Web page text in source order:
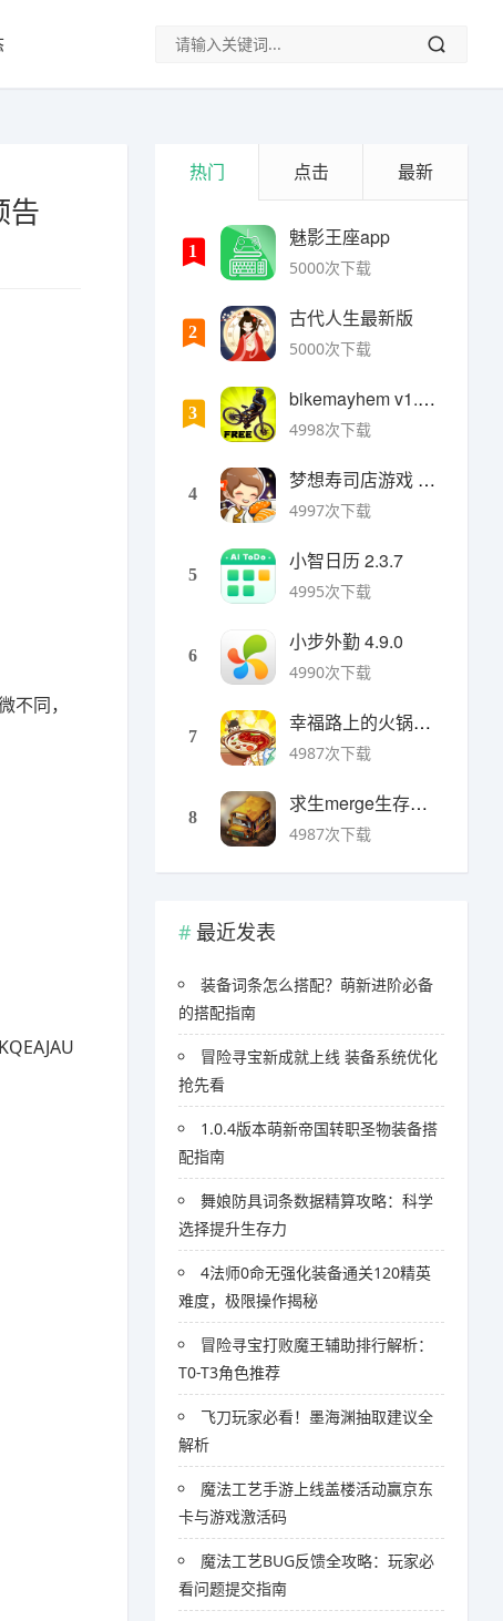
告
不同，
热门 点击 最新
1
魅影王座app
5000次下载
2
古代人生最新版
5000次下载
3
bikemayhem v1.6.2安卓版
4998次下载
4
梦想寿司店游戏 v4.14.1安卓版
4997次下载
5
小智日历 2.3.7
4995次下载
6
小步外勤 4.9.0
4990次下载
7
幸福路上的火锅店官方版 v5.3.5安卓版
4987次下载
8
求生merge生存之地手机版 v1.48.0安卓版
4987次下载
最近发表
装备词条怎么搭配？萌新进阶必备
的搭配指南
冒险寻宝新成就上线 装备系统优化
抢先看
1.0.4版本萌新帝国转职圣物装备搭
配指南
舞娘防具词条数据精算攻略：科学
选择提升生存力
4法师0命无强化装备通关120精英
难度，极限操作揭秘
冒险寻宝打败魔王辅助排行解析：
T0-T3角色推荐
飞刀玩家必看！墨海渊抽取建议全
解析
魔法工艺手游上线盖楼活动赢京东
卡与游戏激活码
魔法工艺BUG反馈全攻略：玩家必
看问题提交指南